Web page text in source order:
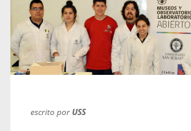
escrito por USS